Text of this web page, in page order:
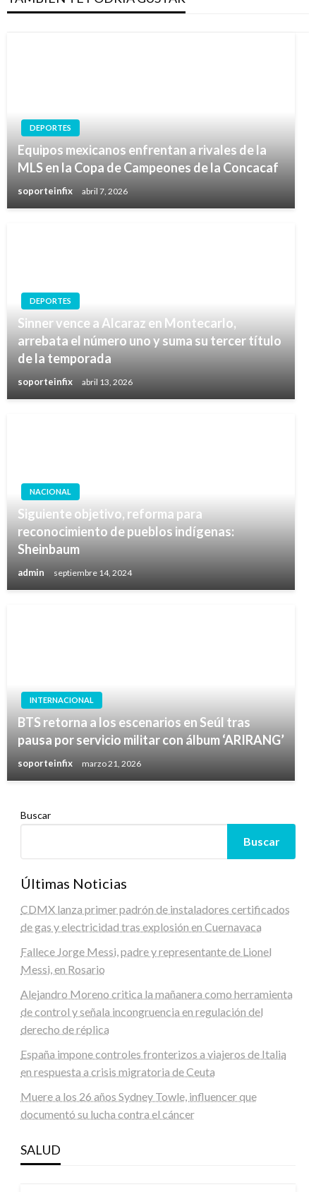
DEPORTES
Equipos mexicanos enfrentan a rivales de la
MLS en la Copa de Campeones de la Concacaf
soporteinfix abril 7, 2026
DEPORTES
Sinner vence a Alcaraz en Montecarlo,
arrebata el número uno y suma su tercer título
de la temporada
soporteinfix abril 13, 2026
NACIONAL
Siguiente objetivo, reforma para
reconocimiento de pueblos indígenas:
Sheinbaum
admin septiembre 14, 2024
INTERNACIONAL
BTS retorna a los escenarios en Seúl tras
pausa por servicio militar con álbum ‘ARIRANG’
soporteinfix marzo 21, 2026
Buscar
Buscar
Últimas Noticias
CDMX lanza primer padrón de instaladores certificados
de gas y electricidad tras explosión en Cuernavaca
Fallece Jorge Messi, padre y representante de Lionel
Messi, en Rosario
Alejandro Moreno critica la mañanera como herramienta
de control y señala incongruencia en regulación del
derecho de réplica
España impone controles fronterizos a viajeros de Italia
en respuesta a crisis migratoria de Ceuta
Muere a los 26 años Sydney Towle, influencer que
documentó su lucha contra el cáncer
SALUD